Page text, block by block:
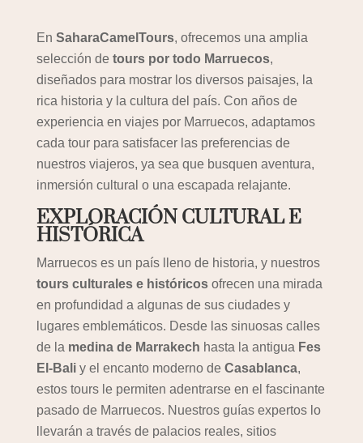
En SaharaCamelTours, ofrecemos una amplia
selección de tours por todo Marruecos,
diseñados para mostrar los diversos paisajes, la
rica historia y la cultura del país. Con años de
experiencia en viajes por Marruecos, adaptamos
cada tour para satisfacer las preferencias de
nuestros viajeros, ya sea que busquen aventura,
inmersión cultural o una escapada relajante.
EXPLORACIÓN CULTURAL E
HISTÓRICA
Marruecos es un país lleno de historia, y nuestros
tours culturales e históricosofrecen una mirada
en profundidad a algunas de sus ciudades y
lugares emblemáticos. Desde las sinuosas calles
de la medina de Marrakech hasta la antigua Fes
El-Baliy el encanto moderno de Casablanca,
estos tours le permiten adentrarse en el fascinante
pasado de Marruecos. Nuestros guías expertos lo
llevarán a través de palacios reales, sitios